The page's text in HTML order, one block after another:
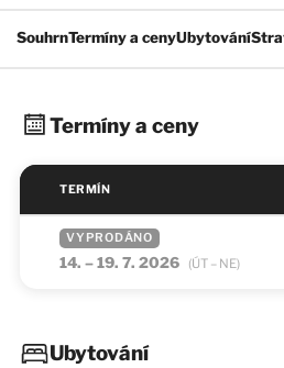
SouhrnTermíny a cenyUbytování
Termíny a ceny
TERMÍN
VYPRODÁNO
14. – 19. 7. 2026 (ÚT – NE)
Ubytování